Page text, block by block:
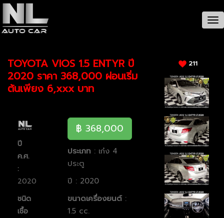
TOYOTA VIOS 1.5 ENTYR ปี
2020 ราคา 368,000 ผ่อนเริ่ม
ต้นเพียง 6,xxx บาท
ปี
ค.ศ.
:
2020
ชนิด
เชื้อ
฿ 368,000
ประเภท : เก๋ง 4
ประตู
ปี : 2020
ขนาดเครื่องยนต์:
1.5 cc.
211